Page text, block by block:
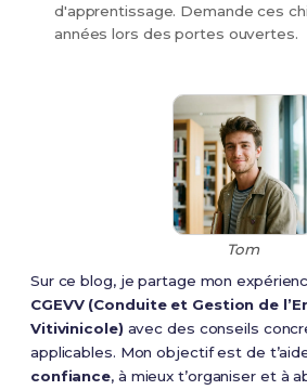
d'apprentissage. Demande ces
années lors des portes ouvertes.
Tom
Sur ce blog, je partage mon
CGEVV (Conduite et Gestion de
Vitivinicole) avec des conseils
applicables. Mon objectif est de
confiance, à mieux t’organiser et à